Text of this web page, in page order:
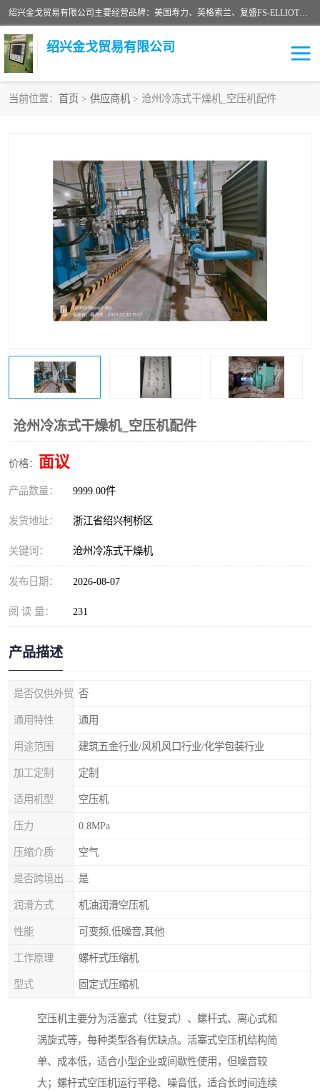
绍兴金戈贸易有限公司主要经营品牌：美国寿力、英格索兰、复盛FS-ELLIOTT，库伯COOPER、阿特拉斯等品牌空压机及配件销售；承接全厂空气压缩机管理、维护保养；节能改造；气体干燥机销售、维护、维修、保养。销售各种品牌空压机空气滤芯、油滤芯、油气分离器；精密过滤器滤芯；除油雾滤芯；抽真空滤芯，消音器，疏水器。劳务承接：全厂空压机维修保养工程，安装工程；移机或汰换工程；节能改造工程等。
绍兴金戈贸易有限公司
当前位置： 首页 > 供应商机 > 沧州冷冻式干燥机_空压机配件
沧州冷冻式干燥机_空压机配件
价格： 面议
产品数量： 9999.00件
发货地址： 浙江省绍兴柯桥区
关键词： 沧州冷冻式干燥机
发布日期： 2026-08-07
阅 读 量： 231
产品描述
是否仅供外贸 否
通用特性 通用
用途范围 建筑五金行业/风机风口行业/化学包装行业
加工定制 定制
适用机型 空压机
压力 0.8MPa
压缩介质 空气
是
润滑方式 机油润滑空压机
性能 可变频,低噪音,其他
工作原理 螺杆式压缩机
型式 固定式压缩机
空压机主要分为活塞式（往复式）、螺杆式、离心式和
涡旋式等，每种类型各有优缺点。活塞式空压机结构简
单、成本低，适合小型企业或间歇性使用，但噪音较
大；螺杆式空压机运行平稳、噪音低，适合长时间连续
超级冷却剂 英格索兰配件
中车鼓风机 闽台富源特种陶瓷
美国寿力空压机零部件 英格索兰离心机空滤芯
英格索兰COOPER离心机 库伯卡麦隆离心机零件
微电脑控制器 离心式压缩机高速转子组
空气过滤器
CAMERON空压机维修 CAMERON空压机显示屏